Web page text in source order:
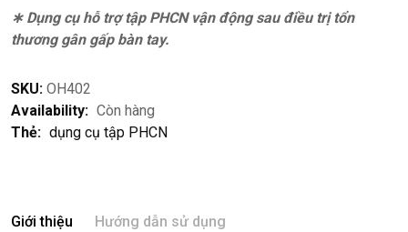
∗ Dụng cụ hỗ trợ tập PHCN vận động sau điều trị tổn
thương gân gấp bàn tay.
SKU: OH402
Availability: Còn hàng
Thẻ: dụng cụ tập PHCN
Giới thiệu Hướng dẫn sử dụng